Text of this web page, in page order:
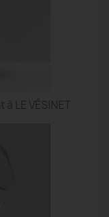
LE VÉSINET